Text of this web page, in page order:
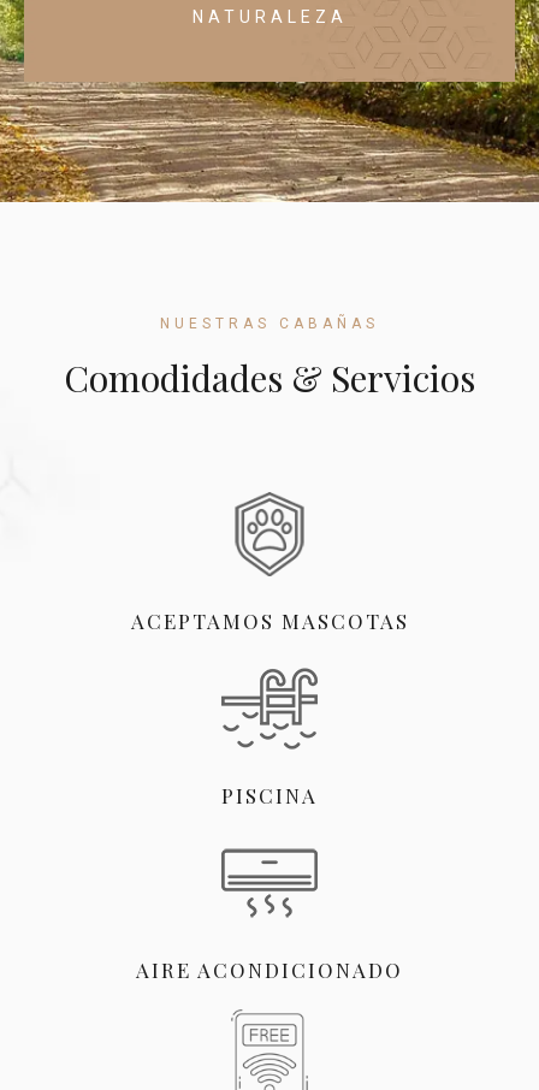
NATURALEZA
NUESTRAS CABAÑAS
Comodidades & Servicios
ACEPTAMOS MASCOTAS
PISCINA
AIRE ACONDICIONADO